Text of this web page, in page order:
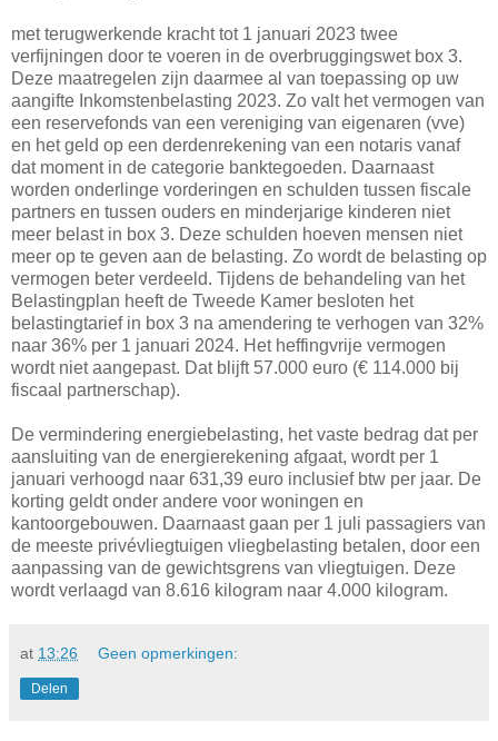
met terugwerkende kracht tot 1 januari 2023 twee
verfijningen door te voeren in de overbruggingswet box 3.
Deze maatregelen zijn daarmee al van toepassing op uw
aangifte Inkomstenbelasting 2023. Zo valt het vermogen van
een reservefonds van een vereniging van eigenaren (vve)
en het geld op een derdenrekening van een notaris vanaf
dat moment in de categorie banktegoeden. Daarnaast
worden onderlinge vorderingen en schulden tussen fiscale
partners en tussen ouders en minderjarige kinderen niet
meer belast in box 3. Deze schulden hoeven mensen niet
meer op te geven aan de belasting. Zo wordt de belasting op
vermogen beter verdeeld. Tijdens de behandeling van het
Belastingplan heeft de Tweede Kamer besloten het
belastingtarief in box 3 na amendering te verhogen van 32%
naar 36% per 1 januari 2024. Het heffingvrije vermogen
wordt niet aangepast. Dat blijft 57.000 euro (€ 114.000 bij
fiscaal partnerschap).
De vermindering energiebelasting, het vaste bedrag dat per
aansluiting van de energierekening afgaat, wordt per 1
januari verhoogd naar 631,39 euro inclusief btw per jaar. De
korting geldt onder andere voor woningen en
kantoorgebouwen. Daarnaast gaan per 1 juli passagiers van
de meeste privévliegtuigen vliegbelasting betalen, door een
aanpassing van de gewichtsgrens van vliegtuigen. Deze
wordt verlaagd van 8.616 kilogram naar 4.000 kilogram.
at 13:26 Geen opmerkingen:
Delen